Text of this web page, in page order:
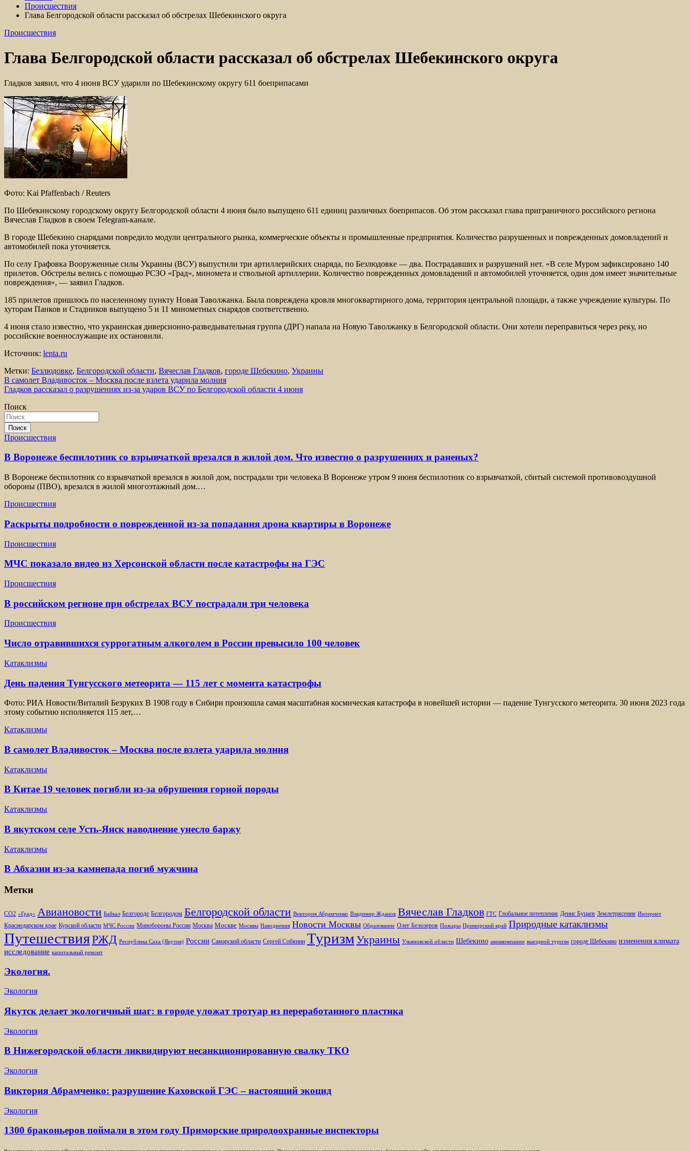
Происшествия
Глава Белгородской области рассказал об обстрелах Шебекинского округа
Происшествия
Глава Белгородской области рассказал об обстрелах Шебекинского округа
Гладков заявил, что 4 июня ВСУ ударили по Шебекинскому округу 611 боеприпасами
Фото: Kai Pfaffenbach / Reuters
По Шебекинскому городскому округу Белгородской области 4 июня было выпущено 611 единиц различных боеприпасов. Об этом рассказал глава приграничного российского региона
Вячеслав Гладков в своем Telegram-канале.
В городе Шебекино снарядами повредило модули центрального рынка, коммерческие объекты и промышленные предприятия. Количество разрушенных и поврежденных домовладений и
автомобилей пока уточняется.
По селу Графовка Вооруженные силы Украины (ВСУ) выпустили три артиллерийских снаряда, по Безлюдовке — два. Пострадавших и разрушений нет. «В селе Муром зафиксировано 140
прилетов. Обстрелы велись с помощью РСЗО «Град», миномета и ствольной артиллерии. Количество поврежденных домовладений и автомобилей уточняется, один дом имеет значительные
повреждения», — заявил Гладков.
185 прилетов пришлось по населенному пункту Новая Таволжанка. Была повреждена кровля многоквартирного дома, территория центральной площади, а также учреждение культуры. По
хуторам Панков и Стадников выпущено 5 и 11 минометных снарядов соответственно.
4 июня стало известно, что украинская диверсионно-разведывательная группа (ДРГ) напала на Новую Таволжанку в Белгородской области. Они хотели переправиться через реку, но
российские военнослужащие их остановили.
Источник: lenta.ru
Метки: Безлюдовке, Белгородской области, Вячеслав Гладков, городе Шебекино, Украины
Навигация
по
записям
В самолет Владивосток – Москва после взлета ударила молния
Гладков рассказал о разрушениях из-за ударов ВСУ по Белгородской области 4 июня
Поиск
Поиск
Происшествия
В Воронеже беспилотник со взрывчаткой врезался в жилой дом. Что известно о разрушениях и раненых?
В Воронеже беспилотник со взрывчаткой врезался в жилой дом, пострадали три человека В Воронеже утром 9 июня беспилотник со взрывчаткой, сбитый системой противовоздушной
обороны (ПВО), врезался в жилой многоэтажный дом.…
Происшествия
Раскрыты подробности о поврежденной из-за попадания дрона квартиры в Воронеже
Происшествия
МЧС показало видео из Херсонской области после катастрофы на ГЭС
Происшествия
В российском регионе при обстрелах ВСУ пострадали три человека
Происшествия
Число отравившихся суррогатным алкоголем в России превысило 100 человек
Катаклизмы
День падения Тунгусского метеорита — 115 лет с момента катастрофы
Фото: РИА Новости/Виталий Безруких В 1908 году в Сибири произошла самая масштабная космическая катастрофа в новейшей истории — падение Тунгусского метеорита. 30 июня 2023 года
этому событию исполняется 115 лет,…
Катаклизмы
В самолет Владивосток – Москва после взлета ударила молния
Катаклизмы
В Китае 19 человек погибли из-за обрушения горной породы
Катаклизмы
В якутском селе Усть-Янск наводнение унесло баржу
Катаклизмы
В Абхазии из-за камнепада погиб мужчина
Метки
CO2 «Град» Авиановости Байкал Белгороде Белгородом Белгородской области Виктория Абрамченко Владимир Жданов Вячеслав Гладков ГТС Глобальное потепление Денис Буцаев Землетрясения Интернет
Краснодарском крае Курской области МЧС России Минобороны России Москва Москве Москвы Наводнения Новости Москвы Образование Олег Белозеров Пожары Приморский край Природные катаклизмы
ПутешествияРЖД Республика Саха (Якутия) России Самарской области Сергей Собянин ТуризмУкраины Ульяновской области Шебекино авиакомпании выездной туризм городе Шебекино изменения климата
исследование капитальный ремонт
Экология.
Экология
Якутск делает экологичный шаг: в городе уложат тротуар из переработанного пластика
Экология
В Нижегородской области ликвидируют несанкционированную свалку ТКО
Экология
Виктория Абрамченко: разрушение Каховской ГЭС – настоящий экоцид
Экология
1300 браконьеров поймали в этом году Приморские природоохранные инспекторы